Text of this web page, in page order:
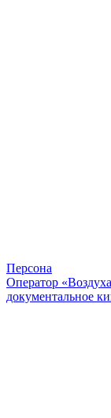
Персона
Оператор
документальное